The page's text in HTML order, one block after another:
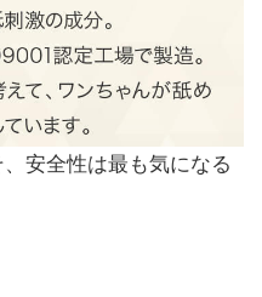
安全性は最も気になる